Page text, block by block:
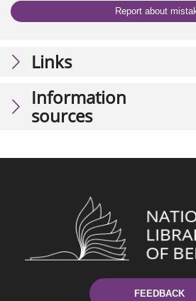
Report about
Links
Information
sources
FEEDBACK